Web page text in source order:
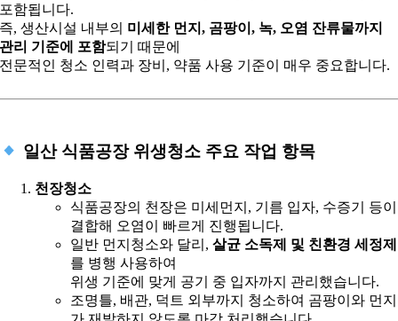
포함됩니다.
즉, 생산시설 내부의 미세한 먼지, 곰팡이, 녹, 오염 잔류물까지
관리 기준에 포함되기 때문에
전문적인 청소 인력과 장비, 약품 사용 기준이 매우 중요합니다.
일산 식품공장 위생청소 주요 작업 항목
천장청소
식품공장의 천장은 미세먼지, 기름 입자, 수증기 등이
결합해 오염이 빠르게 진행됩니다.
일반 먼지청소와 달리,살균 소독제 및 친환경 세정제
를 병행 사용하여
위생 기준에 맞게 공기 중 입자까지 관리했습니다.
조명틀, 배관, 덕트 외부까지 청소하여 곰팡이와 먼지